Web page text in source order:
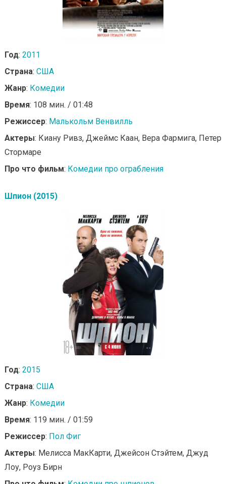
Год: 2011
Страна: США
Жанр: Комедии
Время: 108 мин. / 01:48
Режиссер: Малькольм Венвилль
Актеры: Киану Ривз, Джеймс Каан, Вера Фармига, Петер
Стормаре
Про что фильм: Комедии про ограбления
Шпион (2015)
Год: 2015
Страна: США
Жанр: Комедии
Время: 119 мин. / 01:59
Режиссер: Пол Фиг
Актеры: Мелисса МакКарти, Джейсон Стэйтем, Джуд
Лоу, Роуз Бирн